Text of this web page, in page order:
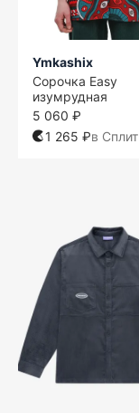
Ymkashix
Сорочка Easy
изумрудная
5 060 ₽
1 265 ₽в Сплит